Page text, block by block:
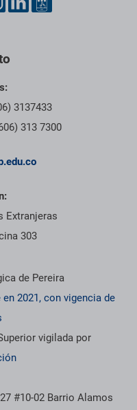
3137433
313 7300
Extranjeras
303
de Pereira
2021, con vigencia de
vigilada por
#10-02 Barrio Alamos